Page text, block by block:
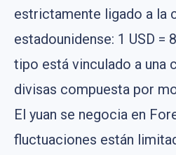
estrictamente ligado a la
estadounidense: 1 USD =
tipo está vinculado a una
divisas compuesta por
El yuan se negocia en
fluctuaciones están